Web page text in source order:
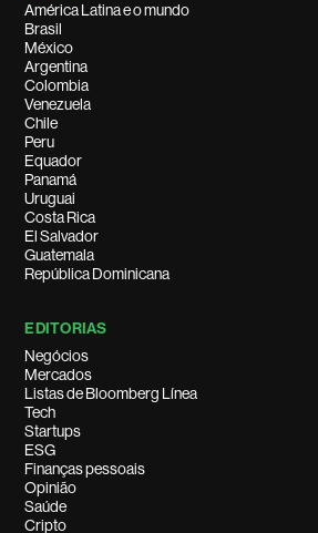
América Latina e o mundo
Brasil
México
Argentina
Colombia
Venezuela
Chile
Peru
Equador
Panamá
Uruguai
Costa Rica
El Salvador
Guatemala
República Dominicana
EDITORIAS
Negócios
Mercados
Listas de Bloomberg Línea
Tech
Startups
ESG
Finanças pessoais
Opinião
Saúde
Cripto